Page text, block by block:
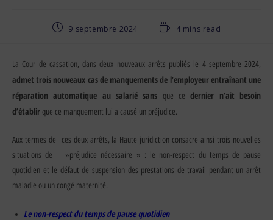
9 septembre 2024 4 mins read
La Cour de cassation, dans deux nouveaux arrêts publiés le 4 septembre 2024,
admet trois nouveaux cas de manquements de l’employeur entraînant une
réparation automatique au salariésans que cedernier n’ait besoin
d’établir que ce manquement lui a causé un préjudice.
Aux termes de ces deux arrêts, la Haute juridiction consacre ainsi trois nouvelles
situations de »préjudice nécessaire » : le non-respect du temps de pause
quotidien et le défaut de suspension des prestations de travail pendant un arrêt
maladie ou un congé maternité.
Le non-respect du temps de pause quotidien